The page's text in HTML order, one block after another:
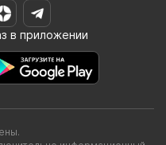
в приложении